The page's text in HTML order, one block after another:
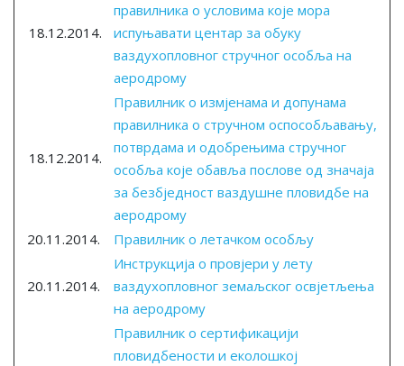
18.12.2014.
правилника о условима које мора
испуњавати центар за обуку
ваздухопловног стручног особља на
аеродрому
18.12.2014.
Правилник о измјенама и допунама
правилника о стручном оспособљавању,
потврдама и одобрењима стручног
особља које обавља послове од значаја
за безбједност ваздушне пловидбе на
аеродрому
20.11.2014.
Правилник о летачком особљу
20.11.2014.
Инструкција о провјери у лету
ваздухопловног земаљског освјетљењa
на аеродрому
Правилник о сертификацији
пловидбености и еколошкој